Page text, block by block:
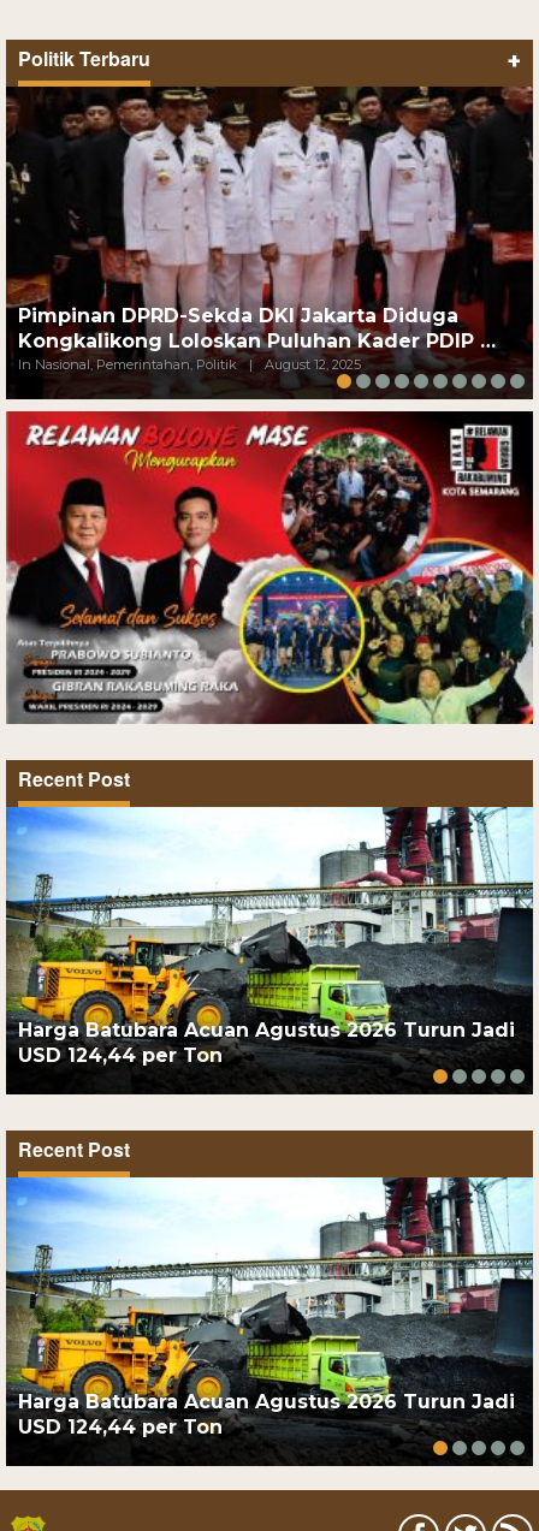
Politik Terbaru +
Pimpinan DPRD-Sekda DKI Jakarta Diduga
Kongkalikong Loloskan Puluhan Kader PDIP …
In Nasional, Pemerintahan, Politik | August 12, 2025
Recent Post
Harga Batubara Acuan Agustus 2026 Turun Jadi
USD 124,44 per Ton
Recent Post
Harga Batubara Acuan Agustus 2026 Turun Jadi
USD 124,44 per Ton